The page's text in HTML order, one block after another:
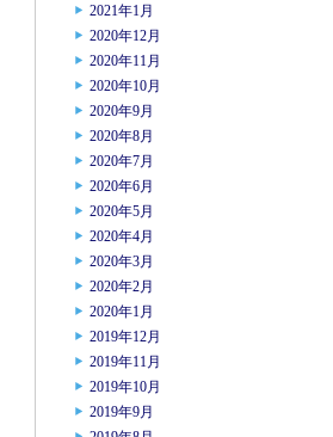
2021年1月
2020年12月
2020年11月
2020年10月
2020年9月
2020年8月
2020年7月
2020年6月
2020年5月
2020年4月
2020年3月
2020年2月
2020年1月
2019年12月
2019年11月
2019年10月
2019年9月